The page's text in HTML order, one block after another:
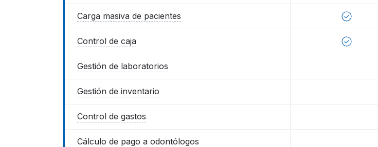
Carga masiva de pacientes
Control de caja
Gestión de laboratorios
Gestión de inventario
Control de gastos
Cálculo de pago a odontólogos